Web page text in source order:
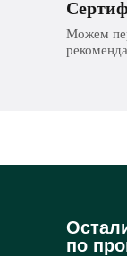
Можем
по